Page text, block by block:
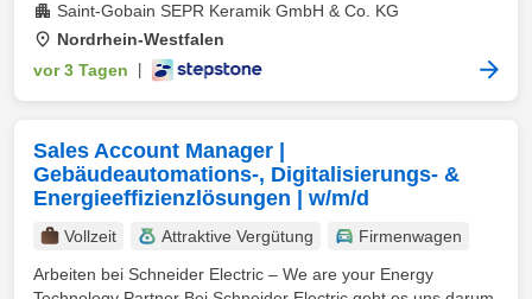
Saint-Gobain SEPR Keramik GmbH & Co. KG
Nordrhein-Westfalen
vor 3 Tagen
Sales Account Manager |
Gebäudeautomations-, Digitalisierungs- &
Energieeffizienzlösungen | w/m/d
Vollzeit Attraktive Vergütung
Firmenwagen
Arbeiten bei Schneider Electric – We are your Energy